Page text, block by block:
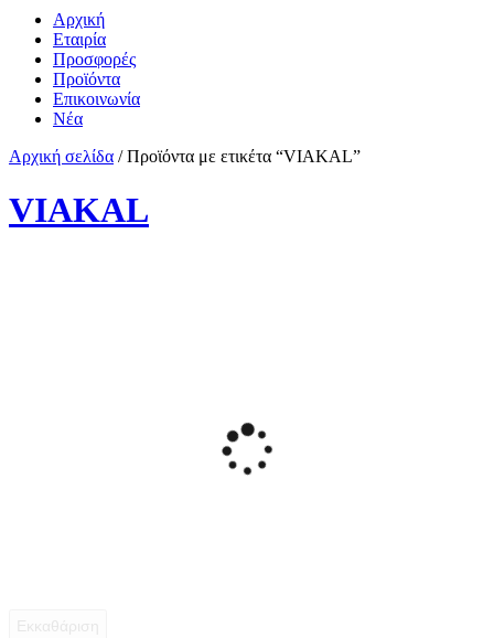
Αρχική
Εταιρία
Προσφορές
Προϊόντα
Επικοινωνία
Νέα
Αρχική σελίδα / Προϊόντα με ετικέτα “VIAKAL”
VIAKAL